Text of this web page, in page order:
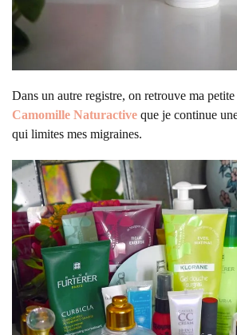
Dans un autre registre, on retrouve ma petite
Camomille Naturactive que je continue
qui limites mes migraines.